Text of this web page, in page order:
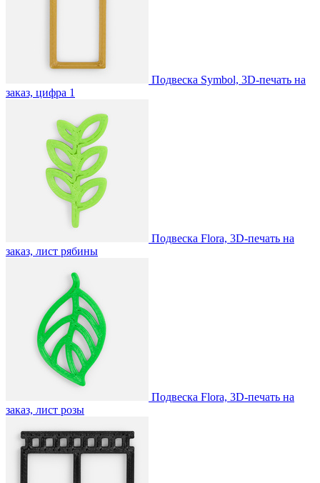
Подвеска Symbol, 3D-печать на
заказ, цифра 1
Подвеска Flora, 3D-печать на
заказ, лист рябины
Подвеска Flora, 3D-печать на
заказ, лист розы